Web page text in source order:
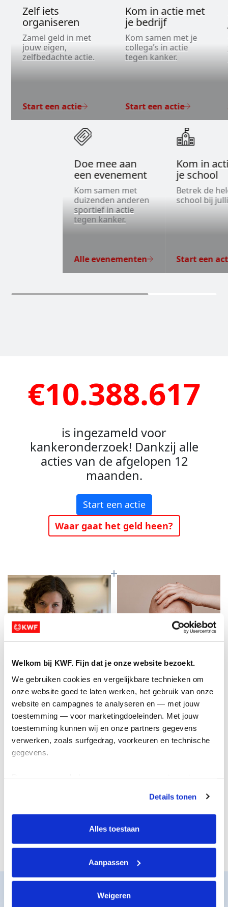
Welkom bij KWF. Fijn dat je onze website bezoekt.
We gebruiken cookies en vergelijkbare technieken om
onze website goed te laten werken, het gebruik van onze
website en campagnes te analyseren en — met jouw
toestemming — voor marketingdoeleinden. Met jouw
toestemming kunnen wij en onze partners gegevens
verwerken, zoals surfgedrag, voorkeuren en technische
gegevens.
tonen. Je kunt je toestemming op elk moment wijzigen of
intrekken via Cookie instellingen onderaan de pagina. De
lijst met cookies is te vinden in het tabblad “details”.
Details tonen
Alles toestaan
Aanpassen
Weigeren
Zelf iets
organiseren
Zamel geld in met
jouw eigen,
zelfbedachte actie.
Start een actie
Kom in actie met
je bedrijf
Kom samen met je
collega’s in actie
tegen kanker.
Start een actie
Doe mee aan
een evenement
Kom samen met
duizenden anderen
sportief in actie
tegen kanker.
Alle evenementen
Kom in
je school
Betrek de
school bij
Start een
€10.388.617
is ingezameld voor
kankeronderzoek! Dankzij alle
acties van de afgelopen 12
maanden.
Start een actie
Waar gaat het geld heen?
Baanbrekend
onderzoek
Meer kans op
genezing
De juiste steun
Nieuwe
Zo werkt het